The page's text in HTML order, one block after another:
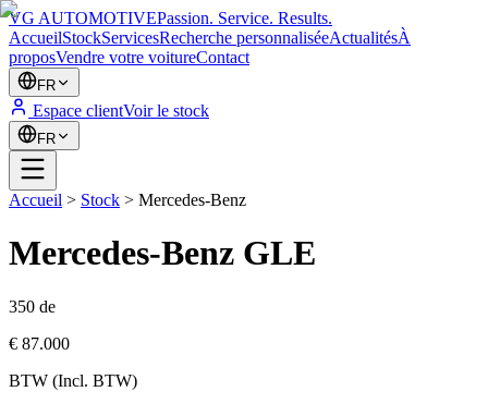
VG AUTOMOTIVEPassion. Service. Results.
AccueilStockServicesRecherche personnaliséeActualitésÀ
proposVendre votre voitureContact
FR
Espace clientVoir le stock
FR
Accueil > Stock > Mercedes-Benz
Mercedes-Benz GLE
350 de
€ 87.000
BTW (Incl. BTW)